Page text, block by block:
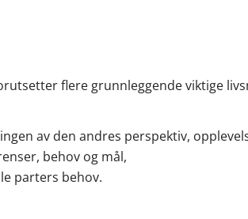
flere grunnleggende viktige
av den andres perspektiv,
behov og mål,
parters behov.